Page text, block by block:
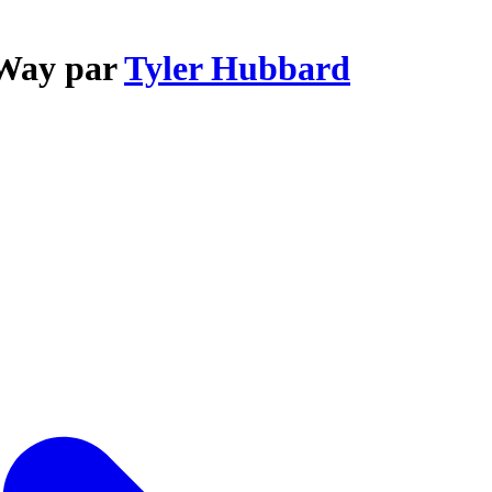
parTyler Hubbard